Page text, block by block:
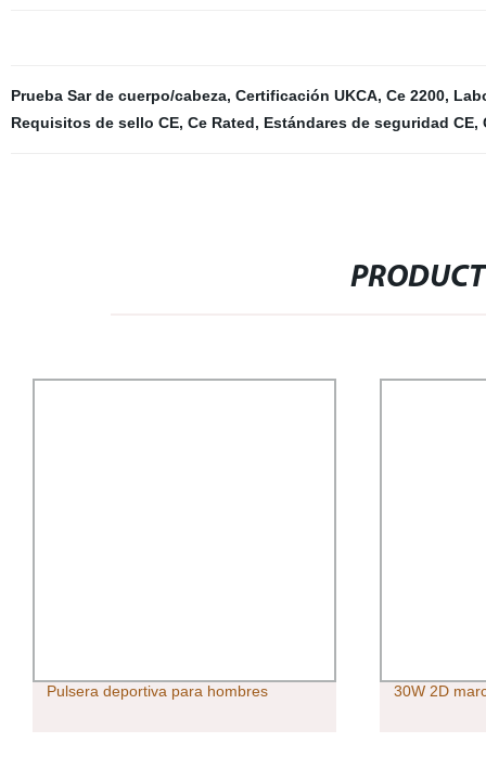
Prueba Sar de cuerpo/cabeza, Certificación UKCA, Ce 2200,
Requisitos de sello CE, Ce Rated, Estándares de seguridad CE,
Pulsera deportiva para hombres 30W 2D